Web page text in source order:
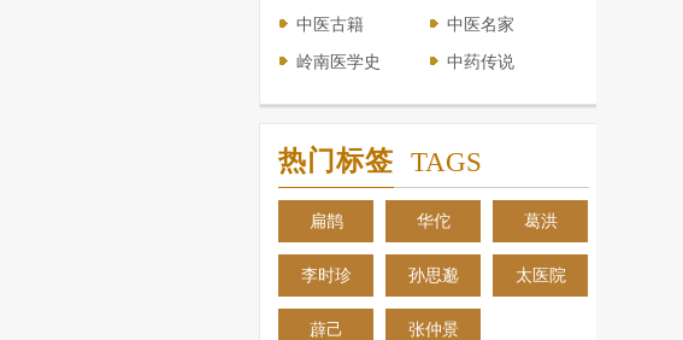
中医古籍
中医名家
岭南医学史
中药传说
热门标签 TAGS
扁鹊 华佗 葛洪
李时珍 孙思邈 太医院
薜己 张仲景